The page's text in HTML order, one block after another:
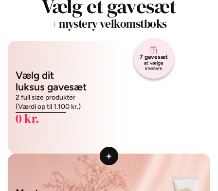
Vælg et gavesæt
+ mystery velkomstboks
7 gavesæt
at vælge
imellem
Vælg dit
luksus gavesæt
2 full size produkter
(Værdi op til 1.100 kr.)
0 kr.
+